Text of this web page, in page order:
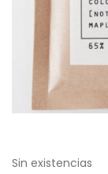
Sin existencias